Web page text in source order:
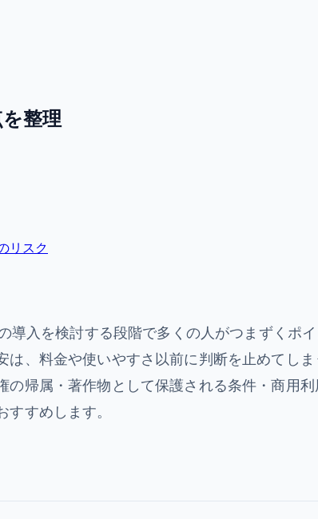
整理
リスク
入を検討する段階で多くの人がつまずくポ
、料金や使いやすさ以前に判断を止めてし
帰属・著作物として保護される条件・商用
すめします。